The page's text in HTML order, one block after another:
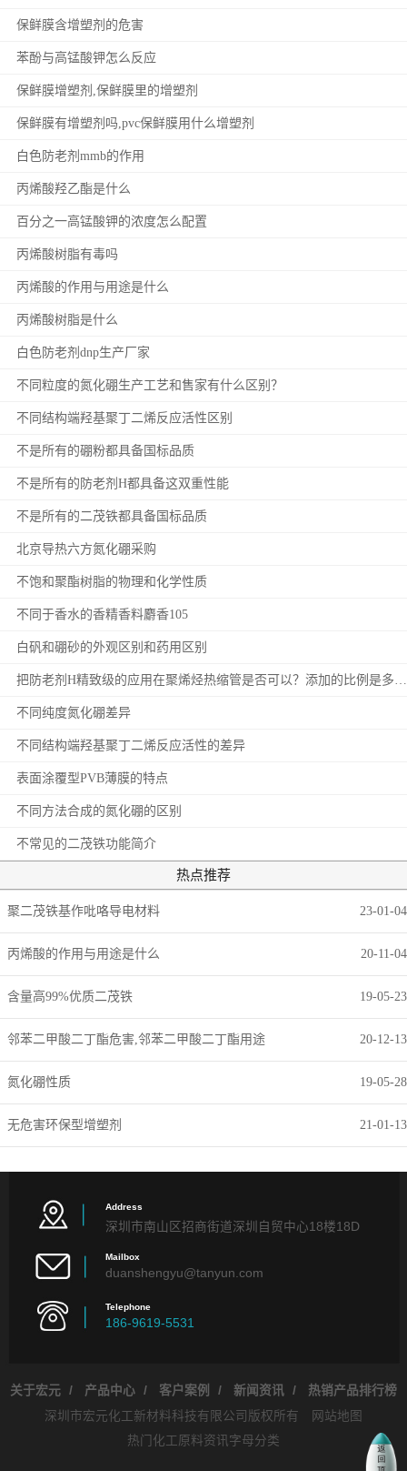
保鲜膜含增塑剂的危害
苯酚与高锰酸钾怎么反应
保鲜膜增塑剂,保鲜膜里的增塑剂
保鲜膜有增塑剂吗,pvc保鲜膜用什么增塑剂
白色防老剂mmb的作用
丙烯酸羟乙酯是什么
百分之一高锰酸钾的浓度怎么配置
丙烯酸树脂有毒吗
丙烯酸的作用与用途是什么
丙烯酸树脂是什么
白色防老剂dnp生产厂家
不同粒度的氮化硼生产工艺和售家有什么区别？
不同结构端羟基聚丁二烯反应活性区别
不是所有的硼粉都具备国标品质
不是所有的防老剂H都具备这双重性能
不是所有的二茂铁都具备国标品质
北京导热六方氮化硼采购
不饱和聚酯树脂的物理和化学性质
不同于香水的香精香料麝香105
白矾和硼砂的外观区别和药用区别
不同纯度氮化硼差异
不同结构端羟基聚丁二烯反应活性的差异
表面涂覆型PVB薄膜的特点
不同方法合成的氮化硼的区别
不常见的二茂铁功能简介
热点推荐
聚二茂铁基作吡咯导电材料 23-01-04
丙烯酸的作用与用途是什么 20-11-04
含量高99%优质二茂铁 19-05-23
邻苯二甲酸二丁酯危害,邻苯二甲酸二丁酯用途 20-12-13
氮化硼性质 19-05-28
无危害环保型增塑剂 21-01-13
Address
深圳市南山区招商街道深圳自贸中心18楼18D
Mailbox
duanshengyu@tanyun.com
Telephone
186-9619-5531
关于宏元 / 产品中心 / 客户案例 / 新闻资讯 /
热销产品排行榜
深圳市宏元化工新材料科技有限公司版权所有
网站地图
热门化工原料资讯字母分类